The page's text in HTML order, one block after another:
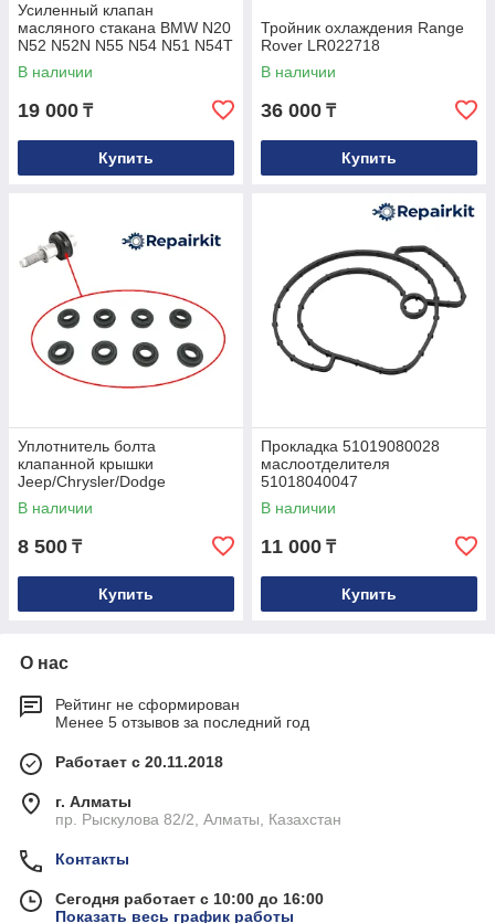
Усиленный клапан
масляного стакана BMW N20
N52 N52N N55 N54 N51 N54T
S55 N26 N53 OEM
11428683206
В наличии
19 000 ₸
Купить
Тройник охлаждения Range
Rover LR022718
В наличии
36 000 ₸
Купить
Уплотнитель болта
клапанной крышки
Jeep/Chrysler/Dodge
04884763AA
В наличии
8 500 ₸
Купить
Прокладка 51019080028
маслоотделителя
51018040047
В наличии
11 000 ₸
Купить
О нас
Рейтинг не сформирован
Менее 5 отзывов за последний год
Работает с 20.11.2018
г. Алматы
пр. Рыскулова 82/2, Алматы, Казахстан
Контакты
Сегодня работает с 10:00 до 16:00
Показать весь график работы